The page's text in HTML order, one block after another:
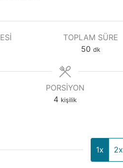
TOPLAM SÜRE
50 dk
PORSIYON
4 kişilik
1x 2x